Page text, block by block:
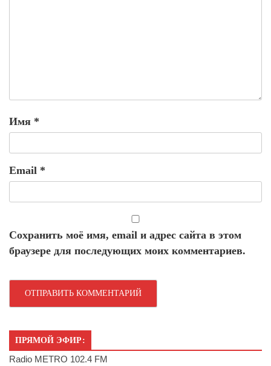
Имя *
Email *
Сохранить моё имя, email и адрес сайта в этом
браузере для последующих моих комментариев.
ПРЯМОЙ ЭФИР:
Radio METRO 102.4 FM